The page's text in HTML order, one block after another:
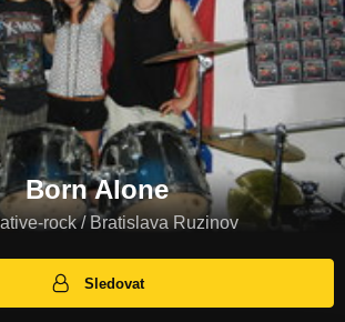
Born Alone
rock / Bratislava Ruzinov
Sledovat